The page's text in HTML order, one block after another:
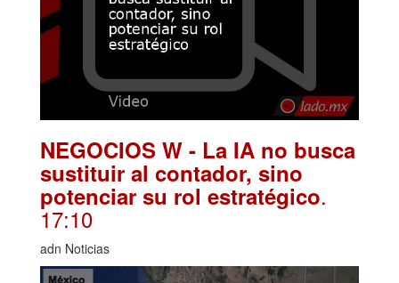
NEGOCIOS W - La IA no busca
sustituir al contador, sino
potenciar su rol estratégico.
17:10
adn Noticias